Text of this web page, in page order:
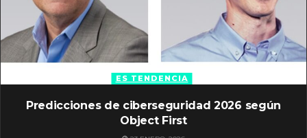
ES TENDENCIA
Predicciones de ciberseguridad 2026 según
Object First